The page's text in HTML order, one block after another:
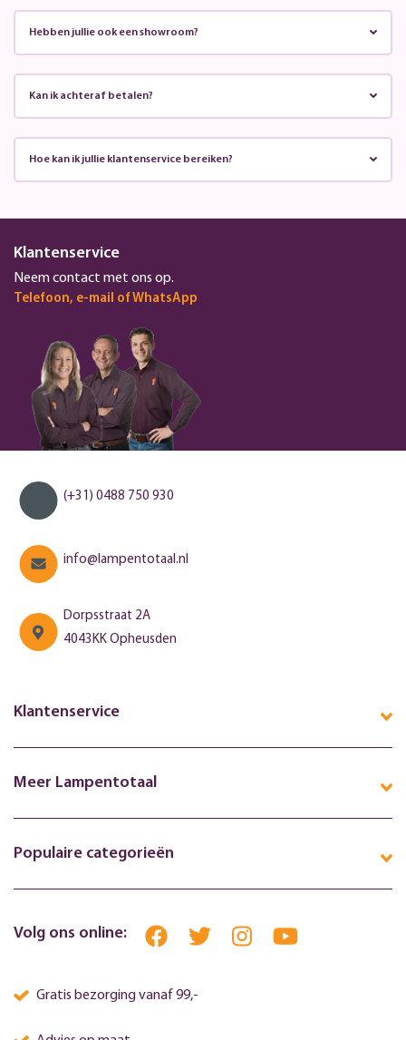
Hebben jullie ook een showroom?
Kan ik achteraf betalen?
Hoe kan ik jullie klantenservice bereiken?
Klantenservice
Neem contact met ons op.
Telefoon, e-mail of WhatsApp
(+31) 0488 750 930
info@lampentotaal.nl
Dorpsstraat 2A
4043KK Opheusden
Klantenservice
Meer Lampentotaal
Populaire categorieën
Volg ons online:
Gratis bezorging vanaf 99,-